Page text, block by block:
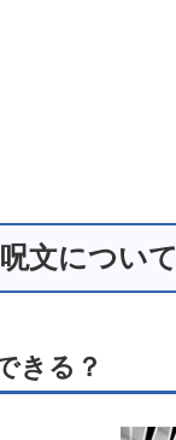
文について
きる？